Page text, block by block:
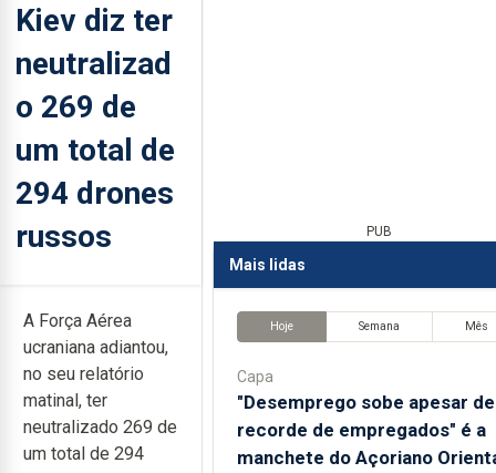
Kiev diz ter
neutralizad
o 269 de
um total de
294 drones
russos
A Força Aérea
ucraniana adiantou,
no seu relatório
matinal, ter
neutralizado 269 de
um total de 294
PUB
Mais lidas
Hoje Semana Mês
Capa
"Desemprego sobe apesar de
recorde de empregados" é a
manchete do Açoriano